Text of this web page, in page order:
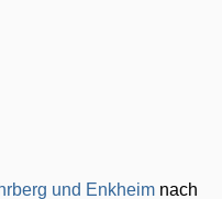
und Enkheim nach